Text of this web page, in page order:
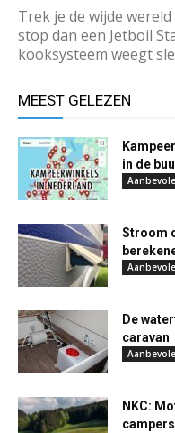
Trek je de wijde
stop dan een Jetboil
kooksysteem weegt
MEEST GELEZEN
in de
Stroom
De
caravan
NKC: